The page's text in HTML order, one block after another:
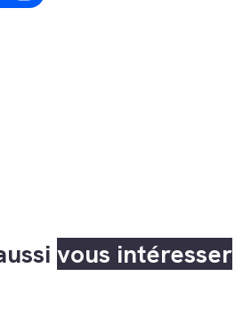
vous intéresser